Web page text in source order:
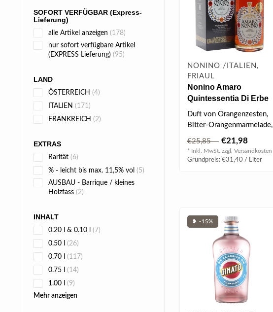
SOFORT VERFÜGBAR (Express-
Lieferung)
alle Artikel anzeigen (178)
nur sofort verfügbare Artikel
(EXPRESS Lieferung) (95)
LAND
ÖSTERREICH (4)
ITALIEN (171)
FRANKREICH (2)
EXTRAS
Rarität (6)
% - leicht bis max. 11,5% vol (5)
AUSBAU - Barrique / kleines
Holzfass (2)
INHALT
0.20 l & 0.10 l (7)
0.50 l (26)
0.70 l (117)
0.75 l (14)
1.00 l (9)
Mehr anzeigen
NONINO /ITALIEN,
FRIAUL
Nonino Amaro
Quintessentia Di Erbe
in GB 0.7 l 35% vol
Duft von Orangenzesten,
Bitter-Orangenmarmelade,
exotisch..
€25,85 €21,98
* Inkl. MwSt. zzgl. Versandkosten
Grundpreis: €31,40 / Liter
❥ -15%